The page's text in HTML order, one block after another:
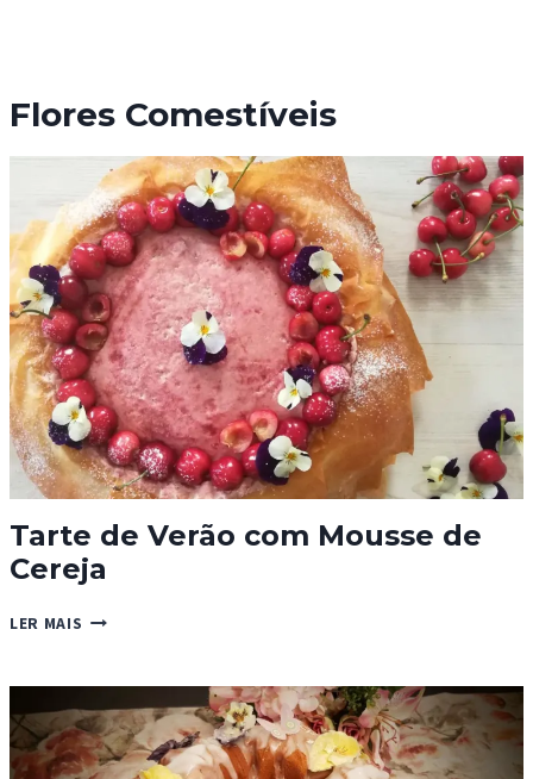
Flores Comestíveis
Tarte de Verão com Mousse de
Cereja
LER MAIS TARTE
COM
MOUSSE
DE
CEREJA